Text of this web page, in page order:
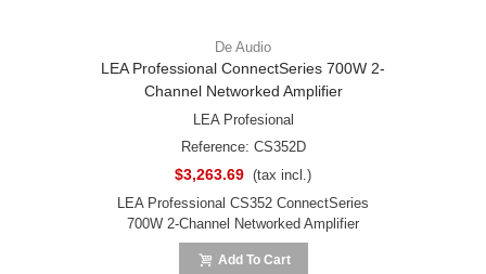
De Audio
LEA Professional ConnectSeries 700W 2-
Channel Networked Amplifier
LEA Profesional
Reference: CS352D
$3,263.69 (tax incl.)
LEA Professional CS352 ConnectSeries
700W 2-Channel Networked Amplifier
Add To Cart